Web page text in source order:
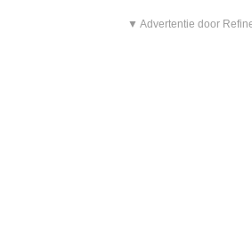
▼ Advertentie door